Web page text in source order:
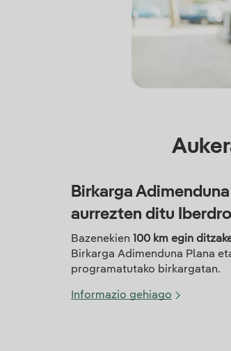
Birkarga
aurrezten ditu
Bazenekien 100 km egin
Birkarga Adimenduna Plana
programatutako birkargatan.
Informazio gehiago